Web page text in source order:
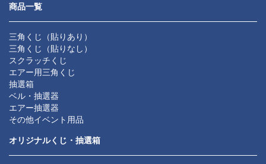
商品一覧
三角くじ（貼りあり）
三角くじ（貼りなし）
スクラッチくじ
エアー用三角くじ
抽選箱
ベル・抽選器
エアー抽選器
その他イベント用品
オリジナルくじ・抽選箱